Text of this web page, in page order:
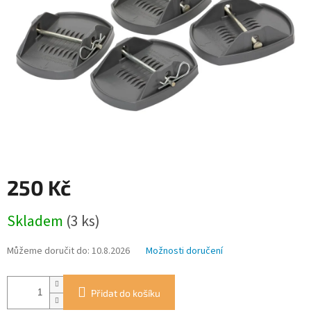
250 Kč
cena:
Skladem (3 ks)
Můžeme doručit do: 10.8.2026 Možnosti doručení
Přidat do košíku